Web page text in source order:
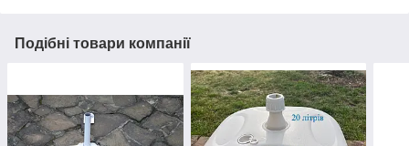
Подібні товари компанії